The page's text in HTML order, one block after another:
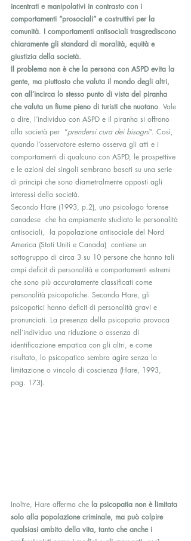
incentrati e manipolativi in contrasto con i
comportamenti “prosociali” e costruttivi per la
comunità. I comportamenti antisociali trasgrediscono
chiaramente gli standard di moralità, equità e
giustizia della società.
Il problema non è che la persona con ASPD evita la
gente, ma piuttosto che valuta il mondo degli altri,
con all’incirca lo stesso punto di vista del piranha
che valuta un fiume pieno di turisti che nuotano. Vale
a dire, l’individuo con ASPD e il piranha si offrono
alla società per  “prendersi cura dei bisogni“. Così,
quando l’osservatore esterno osserva gli atti e i
comportamenti di qualcuno con ASPD, le prospettive
e le azioni dei singoli sembrano basati su una serie
di principi che sono diametralmente opposti agli
interessi della società.
Secondo Hare (1993, p.2), uno psicologo forense
canadese  che ha ampiamente studiato le personalità
antisociali,  la popolazione antisociale del Nord
America (Stati Uniti e Canada)  contiene un
sottogruppo di circa 3 su 10 persone che hanno tali
ampi deficit di personalità e comportamenti estremi
che sono più accuratamente classificati come
personalità psicopatiche. Secondo Hare, gli
psicopatici hanno deficit di personalità gravi e
pronunciati. La presenza della psicopatia provoca
nell’individuo una riduzione o assenza di
identificazione empatica con gli altri, e come
risultato, lo psicopatico sembra agire senza la
limitazione o vincolo di coscienza (Hare, 1993,
pag. 173).
Inoltre, Hare afferma che la psicopatia non è limitata
solo alla popolazione criminale, ma può colpire
qualsiasi ambito della vita, tanto che anche i